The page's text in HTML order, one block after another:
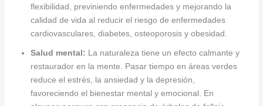
flexibilidad, previniendo enfermedades y mejorando la
calidad de vida al reducir el riesgo de enfermedades
cardiovasculares, diabetes, osteoporosis y obesidad.
Salud mental: La naturaleza tiene un efecto calmante y
restaurador en la mente. Pasar tiempo en áreas verdes
reduce el estrés, la ansiedad y la depresión,
favoreciendo el bienestar mental y emocional. En